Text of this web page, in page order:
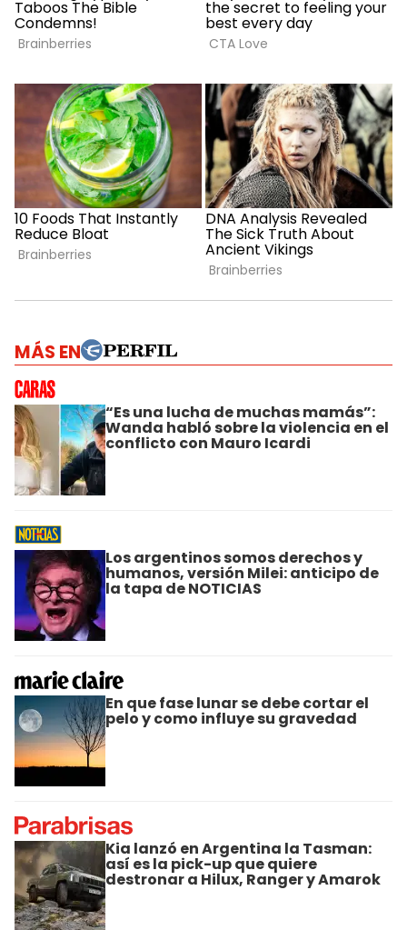
MÁS EN
“Es una lucha de muchas mamás”:
Wanda habló sobre la violencia en el
conflicto con Mauro Icardi
Los argentinos somos derechos y
humanos, versión Milei: anticipo de
la tapa de NOTICIAS
En que fase lunar se debe cortar el
pelo y como influye su gravedad
Kia lanzó en Argentina la Tasman:
así es la pick-up que quiere
destronar a Hilux, Ranger y Amarok